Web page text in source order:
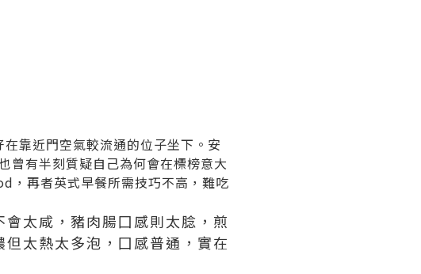
靠近門空氣較流通的位子坐下。安
有半刻質疑自己為何會在標榜意大
再者英式早餐所需技巧不高，難吃
太咸，豬肉腸囗感則太腍，煎
太熱太多泡，囗感普通，實在